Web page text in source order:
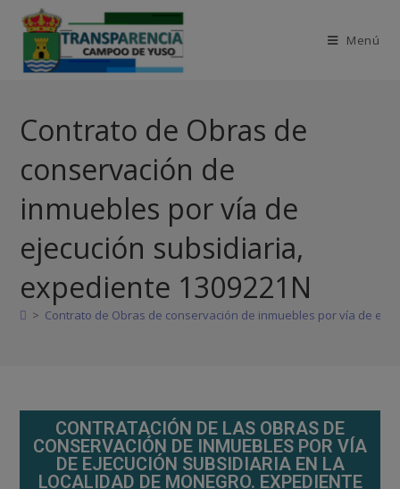
Menú
Contrato de Obras de
conservación de
inmuebles por vía de
ejecución subsidiaria,
expediente 1309221N
> Contrato de Obras de conservación de inmuebles por vía de
CONTRATACIÓN DE LAS OBRAS DE
CONSERVACIÓN DE INMUEBLES POR VÍA
DE EJECUCIÓN SUBSIDIARIA EN LA
LOCALIDAD DE MONEGRO. EXPEDIENTE